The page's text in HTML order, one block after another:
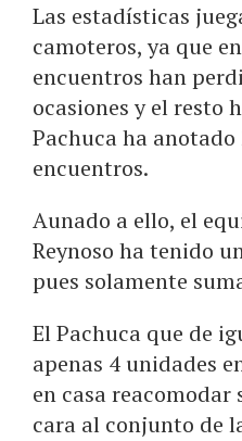
Las estadísticas
camoteros, ya que
encuentros han
ocasiones y el resto
Pachuca ha anotado
encuentros.
Aunado a ello, el
Reynoso ha tenido
pues solamente
El Pachuca que de
apenas 4 unidades
en casa
cara al conjunto de